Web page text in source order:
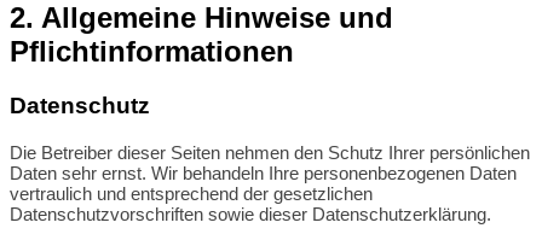
2. Allgemeine Hinweise und
Pflichtinformationen
Datenschutz
Die Betreiber dieser Seiten nehmen den Schutz Ihrer persönlichen
Daten sehr ernst. Wir behandeln Ihre personenbezogenen Daten
vertraulich und entsprechend der gesetzlichen
Datenschutzvorschriften sowie dieser Datenschutzerklärung.